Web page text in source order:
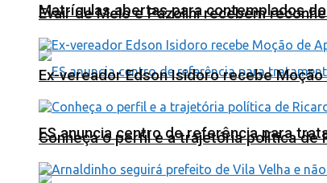
Matrículas abertas para contemplados
ES anuncia centro de referência para
Evair de Melo e Pazolini recebem
Ex-vereador Edson Isidoro recebe
Conheça o perfil e a trajetória política de